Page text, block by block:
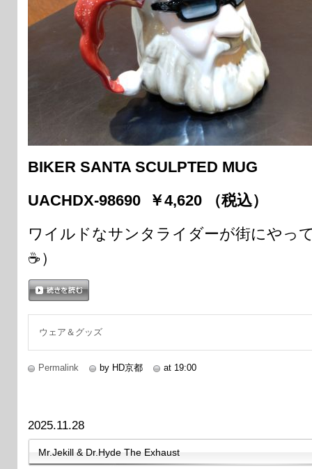
BIKER SANTA SCULPTED MUG
UACHDX-98690 ￥4,620 （税込）
ワイルドなサンタライダーが街にやっ
☕）
ウェア＆グッズ
Permalink by HD京都 at 19:00
2025.11.28
Mr.Jekill & Dr.Hyde The Exhaust